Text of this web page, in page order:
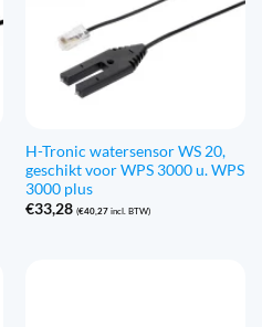
H-Tronic watersensor WS 20,
geschikt voor WPS 3000 u. WPS
3000 plus
€33,28 (€40,27incl. BTW)